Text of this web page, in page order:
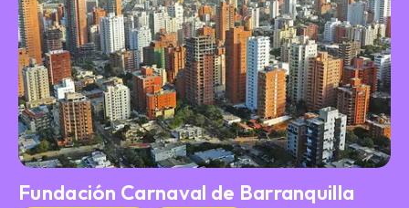
Fundación Carnaval de Barranquilla